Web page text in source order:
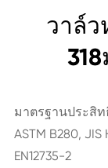
วาล์ว
มาตรฐานประสิ
ASTM B280, JIS
EN12735-2